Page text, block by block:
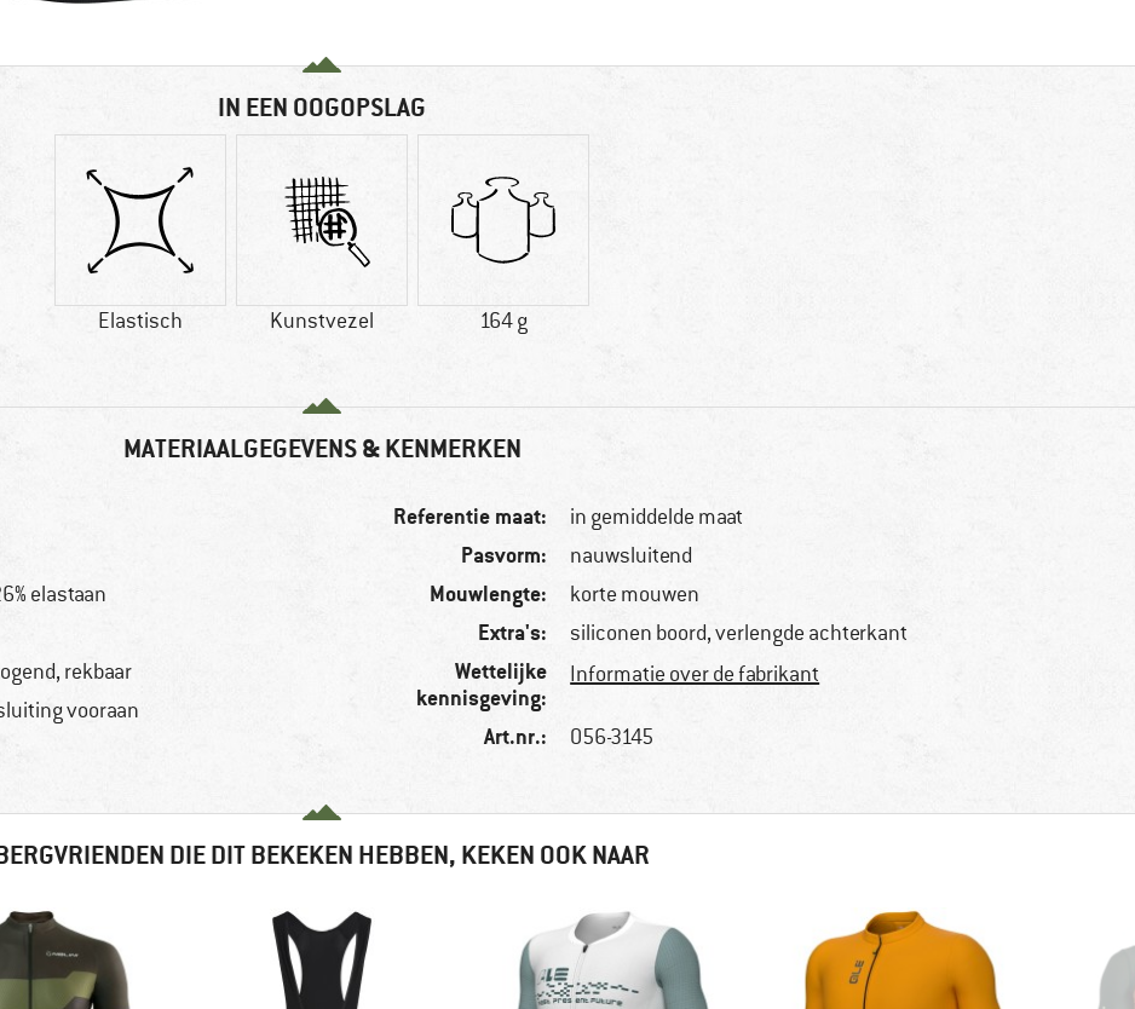
IN EEN OOGOPSLAG
Elastisch Kunstvezel 164 g
MATERIAALGEGEVENS & KENMERKEN
elastaan
rekbaar
vooraan
Referentie maat: in gemiddelde maat
Pasvorm: nauwsluitend
Mouwlengte: korte mouwen
Extra's: siliconen boord, verlengde achterkant
Wettelijke
kennisgeving:
Informatie over de fabrikant
Art.nr.: 056-3145
DIE DIT BEKEKEN HEBBEN, KEKEN OOK NAAR